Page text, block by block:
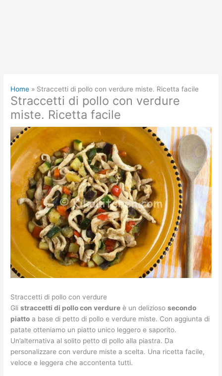
Home Straccetti di pollo con verdure miste. Ricetta facile
Straccetti di pollo con verdure
miste. Ricetta facile
Straccetti di pollo con verdure
Glistraccetti di pollo con verdure è un deliziososecondo
piatto a base di petto di pollo e verdure miste. Con aggiunta di
patate otteniamo un piatto unico leggero e saporito.
Un’alternativa al solito petto di pollo alla piastra. Da
personalizzare con verdure miste a scelta. Una ricetta facile,
veloce e leggera che accontenta tutti.